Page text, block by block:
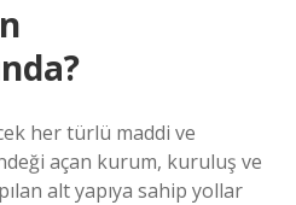
her türlü maddi ve
açan kurum, kuruluş ve
alt yapıya sahip yollar